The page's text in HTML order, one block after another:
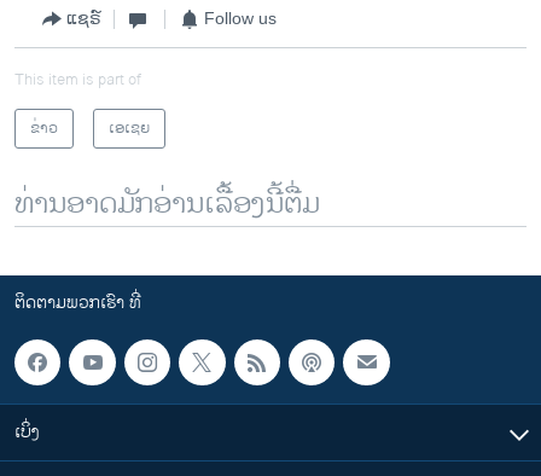
ແຊຣ໌ Follow us
This item is part of
ຂ່າວ
ເອເຊຍ
ທ່ານອາດມັກອ່ານເລື້ອງນີ້ຕື່ມ
ຕິດຕາມພວກເຮົາ ທີ່
ເບິ່ງ